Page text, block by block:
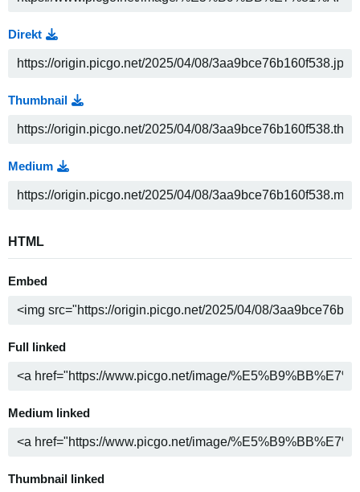
Direkt
Thumbnail
Medium
HTML
Embed
Full linked
Medium linked
Thumbnail linked